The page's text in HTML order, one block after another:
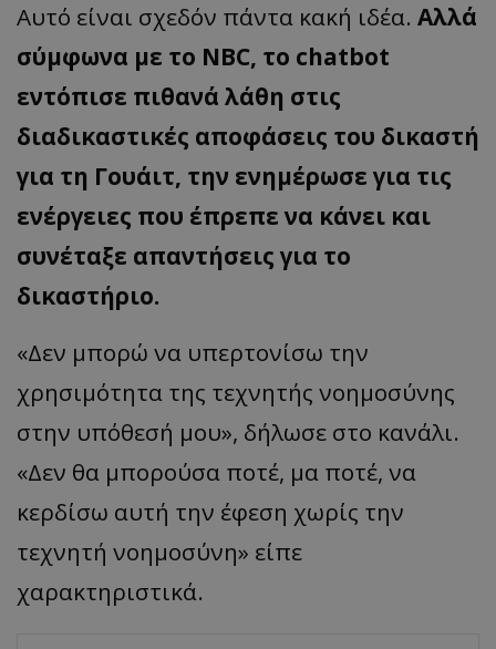
Αυτό είναι σχεδόν πάντα κακή ιδέα. Αλλά
σύμφωνα με το NBC, το chatbot
εντόπισε πιθανά λάθη στις
διαδικαστικές αποφάσεις του δικαστή
για τη Γουάιτ, την ενημέρωσε για τις
ενέργειες που έπρεπε να κάνει και
συνέταξε απαντήσεις για το
δικαστήριο.
«Δεν μπορώ να υπερτονίσω την
χρησιμότητα της τεχνητής νοημοσύνης
στην υπόθεσή μου», δήλωσε στο κανάλι.
«Δεν θα μπορούσα ποτέ, μα ποτέ, να
κερδίσω αυτή την έφεση χωρίς την
τεχνητή νοημοσύνη» είπε
χαρακτηριστικά.